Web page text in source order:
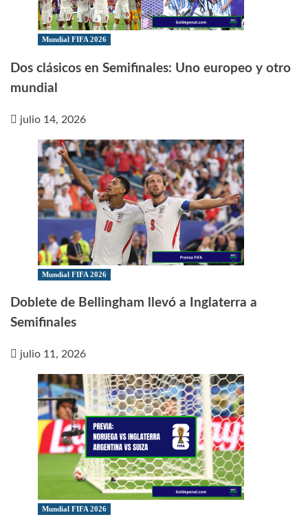
Mundial FIFA 2026
Dos clásicos en Semifinales: Uno europeo y otro
mundial
julio 14, 2026
Mundial FIFA 2026
Doblete de Bellingham llevó a Inglaterra a
Semifinales
julio 11, 2026
Mundial FIFA 2026